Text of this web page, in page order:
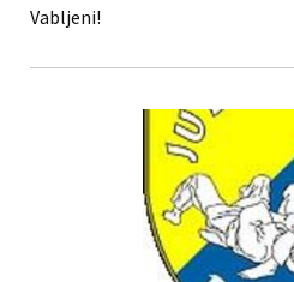
Vabljeni!